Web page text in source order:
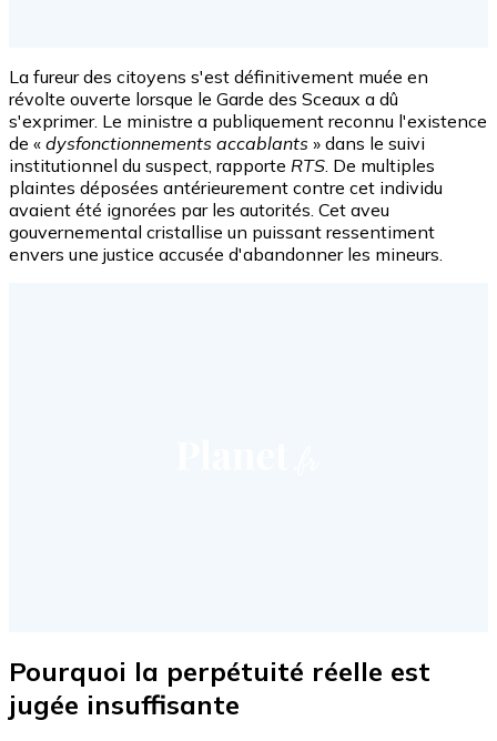
La fureur des citoyens s'est définitivement muée en
révolte ouverte lorsque le Garde des Sceaux a dû
s'exprimer. Le ministre a publiquement reconnu l'existence
de « dysfonctionnements accablants » dans le suivi
institutionnel du suspect, rapporte RTS . De multiples
plaintes déposées antérieurement contre cet individu
avaient été ignorées par les autorités. Cet aveu
gouvernemental cristallise un puissant ressentiment
envers une justice accusée d'abandonner les mineurs.
Pourquoi la perpétuité réelle est
jugée insuffisante